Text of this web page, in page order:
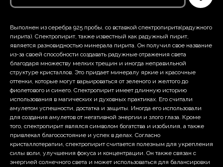
Выполнен из серебра 925 пробы, со вставкой спектропирита(радужного
пирита). Спектропирит, также известный как радужный пирит,
является разновидностью минерала пирита. Он получил свое название
из-за своей способности создавать радужные отражения света
благодаря множеству мелких трещин и иногда неправильной
структуре кристаллов. Это придает минералу яркие и красочные
оттенки, которые могут варьироваться от зеленого и желтого до
фиолетового и синего. Спектропирит имеет длинную историю
использования в магических и духовных практиках. Его считали
амулетом успешности, достатка и защиты. Иногда его использовали
для создания амулетов от негативной энергии и злого глаза. Кроме
того, спектропирит являлся символом богатства и изобилия, а также
привлекал благосостояние и успех в делах. Согласно
кристаллотерапии, спектропирит считается полезным для укрепления
силы воли, улучшения фокуса и концентрации. Он также связан с
энергией солнечного света и может использоваться для балансировки